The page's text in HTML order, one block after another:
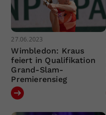
27.06.2023
Wimbledon: Kraus
feiert in Qualifikation
Grand-Slam-
Premierensieg